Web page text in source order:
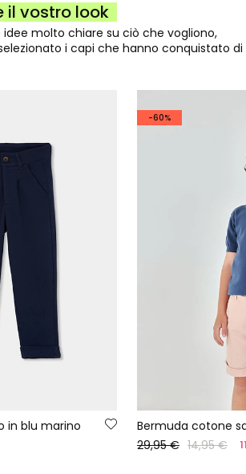
il vostro look
idee molto chiare su ciò che vogliono,
i capi che hanno conquistato di
in blu marino
-60%
Bermuda cotone
29,95 € 14,95 €